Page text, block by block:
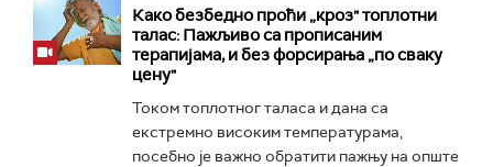
Како безбедно проћи „кроз" топлотни
талас: Пажљиво са прописаним
терапијама, и без форсирања „по сваку
цену"
Током топлотног таласа и дана са
екстремно високим температурама,
посебно је важно обратити пажњу на опште